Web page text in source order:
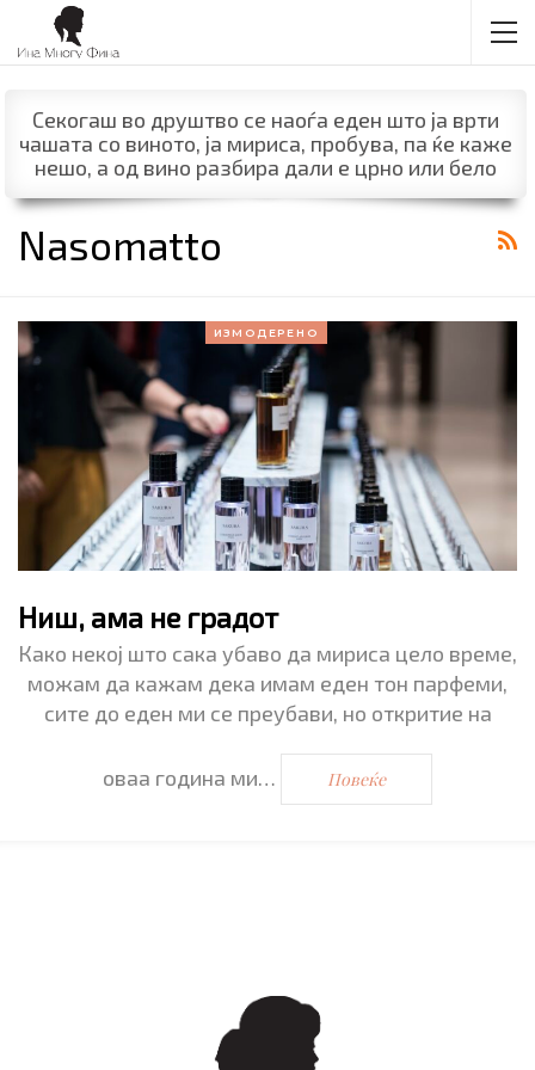
Секогаш во друштво се наоѓа еден што ја врти
чашата со виното, ја мириса, пробува, па ќе каже
нешо, а од вино разбира дали е црно или бело
Nasomatto
ИЗМОДЕРЕНО
Ниш, ама не градот
Како некој што сака убаво да мириса цело време,
можам да кажам дека имам еден тон парфеми,
сите до еден ми се преубави, но откритие на
оваа година ми… Повеќе